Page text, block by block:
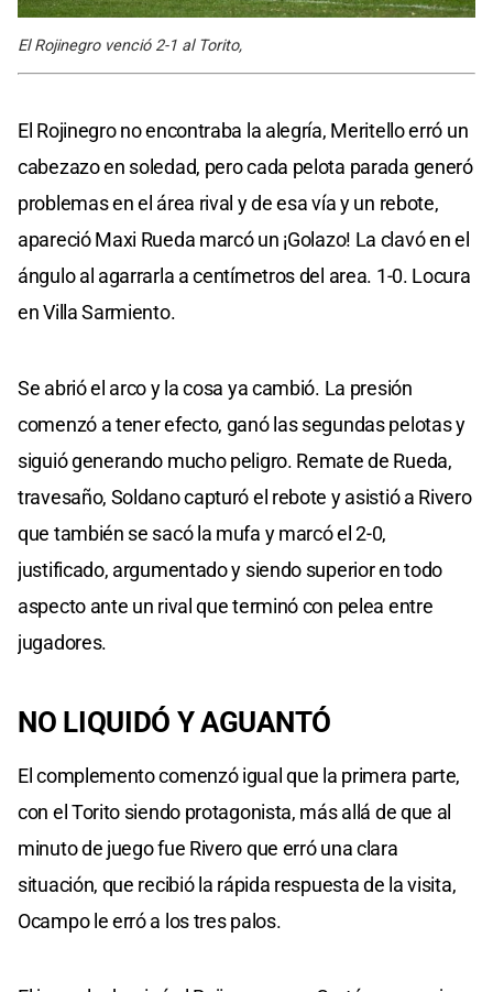
El Rojinegro venció 2-1 al Torito,
El Rojinegro no encontraba la alegría, Meritello erró un
cabezazo en soledad, pero cada pelota parada generó
problemas en el área rival y de esa vía y un rebote,
apareció Maxi Rueda marcó un ¡Golazo! La clavó en el
ángulo al agarrarla a centímetros del area. 1-0. Locura
en Villa Sarmiento.
Se abrió el arco y la cosa ya cambió. La presión
comenzó a tener efecto, ganó las segundas pelotas y
siguió generando mucho peligro. Remate de Rueda,
travesaño, Soldano capturó el rebote y asistió a Rivero
que también se sacó la mufa y marcó el 2-0,
justificado, argumentado y siendo superior en todo
aspecto ante un rival que terminó con pelea entre
jugadores.
NO LIQUIDÓ Y AGUANTÓ
El complemento comenzó igual que la primera parte,
con el Torito siendo protagonista, más allá de que al
minuto de juego fue Rivero que erró una clara
situación, que recibió la rápida respuesta de la visita,
Ocampo le erró a los tres palos.